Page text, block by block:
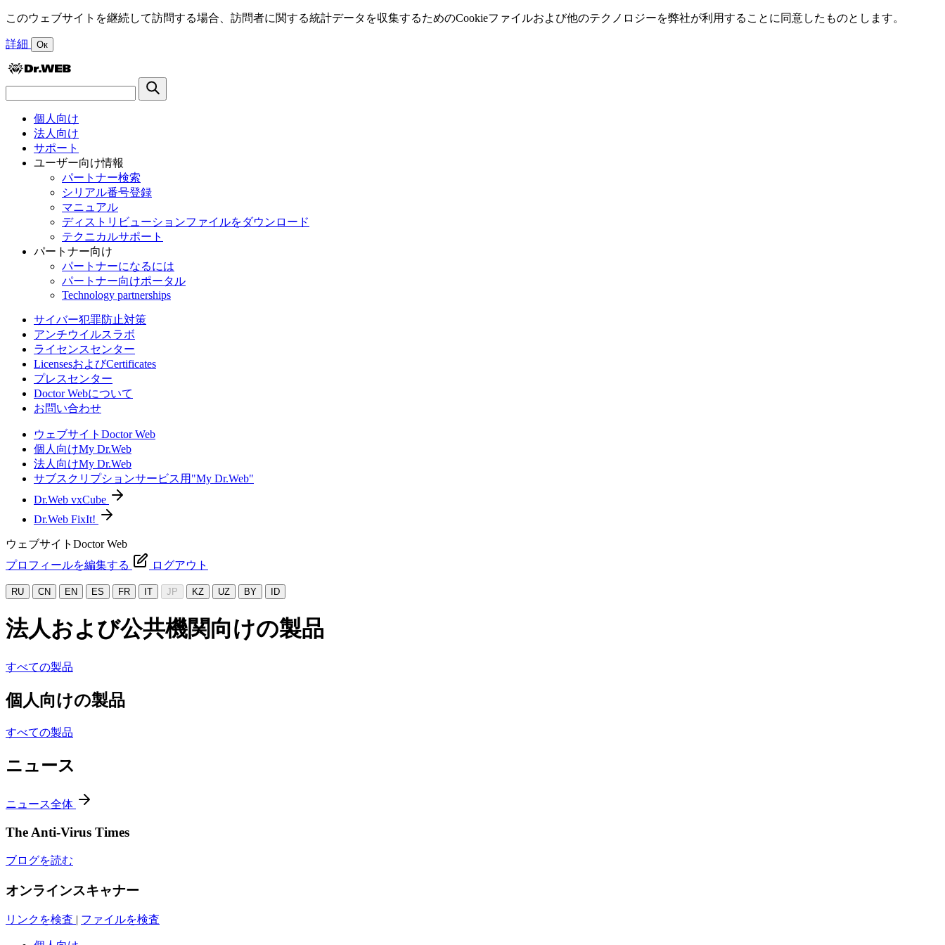
このウェブサイトを継続して訪問する場合、訪問者に関する統計データを収集するためのCookieファイルおよび他のテクノロジーを弊社が利用することに同意したものとします。
詳細 Ок
個人向け
法人向け
サポート
ユーザー向け情報
パートナー検索
シリアル番号登録
マニュアル
ディストリビューションファイルをダウンロード
テクニカルサポート
パートナー向け
パートナーになるには
パートナー向けポータル
Technology partnerships
サイバー犯罪防止対策
アンチウイルスラボ
ライセンスセンター
LicensesおよびCertificates
プレスセンター
Doctor Webについて
お問い合わせ
ウェブサイトDoctor Web
個人向けMy Dr.Web
法人向けMy Dr.Web
サブスクリプションサービス用"My Dr.Web"
Dr.Web vxCube
Dr.Web FixIt!
ウェブサイトDoctor Web
プロフィールを編集する
ログアウト
RU CN EN ES FR IT JP KZ UZ BY ID
法人および公共機関向けの製品
すべての製品
個人向けの製品
すべての製品
ニュース
ニュース全体
The Anti-Virus Times
ブログを読む
オンラインスキャナー
リンクを検査 | ファイルを検査